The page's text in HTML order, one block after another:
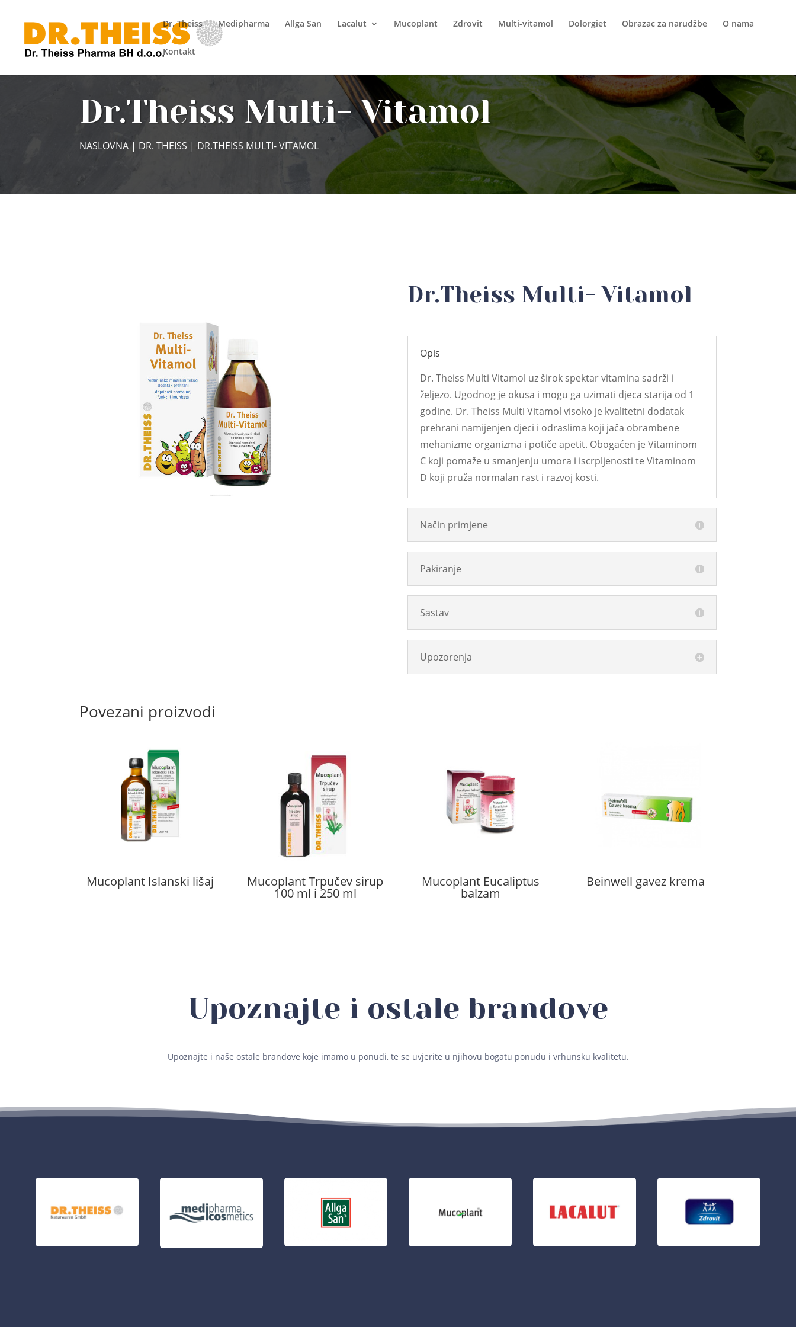
Dr. Theiss Medipharma Allga San Lacalut Mucoplant Zdrovit Multi-vitamol Dolorgiet Obrazac za narudžbe O nama
Kontakt
Dr.Theiss Multi- Vitamol
NASLOVNA | DR. THEISS | DR.THEISS MULTI- VITAMOL
Dr.Theiss Multi- Vitamol
Opis
Dr. Theiss Multi Vitamol uz širok spektar vitamina sadrži i
željezo. Ugodnog je okusa i mogu ga uzimati djeca starija od 1
godine. Dr. Theiss Multi Vitamol visoko je kvalitetni dodatak
prehrani namijenjen djeci i odraslima koji jača obrambene
mehanizme organizma i potiče apetit. Obogaćen je Vitaminom
C koji pomaže u smanjenju umora i iscrpljenosti te Vitaminom
D koji pruža normalan rast i razvoj kosti.
Način primjene
Pakiranje
Sastav
Upozorenja
Povezani proizvodi
Mucoplant Islanski lišaj Mucoplant Trpučev sirup
100 ml i 250 ml
Mucoplant Eucaliptus
balzam
Beinwell gavez krema
Upoznajte i ostale brandove
Upoznajte i naše ostale brandove koje imamo u ponudi, te se uvjerite u njihovu bogatu ponudu i vrhunsku kvalitetu.